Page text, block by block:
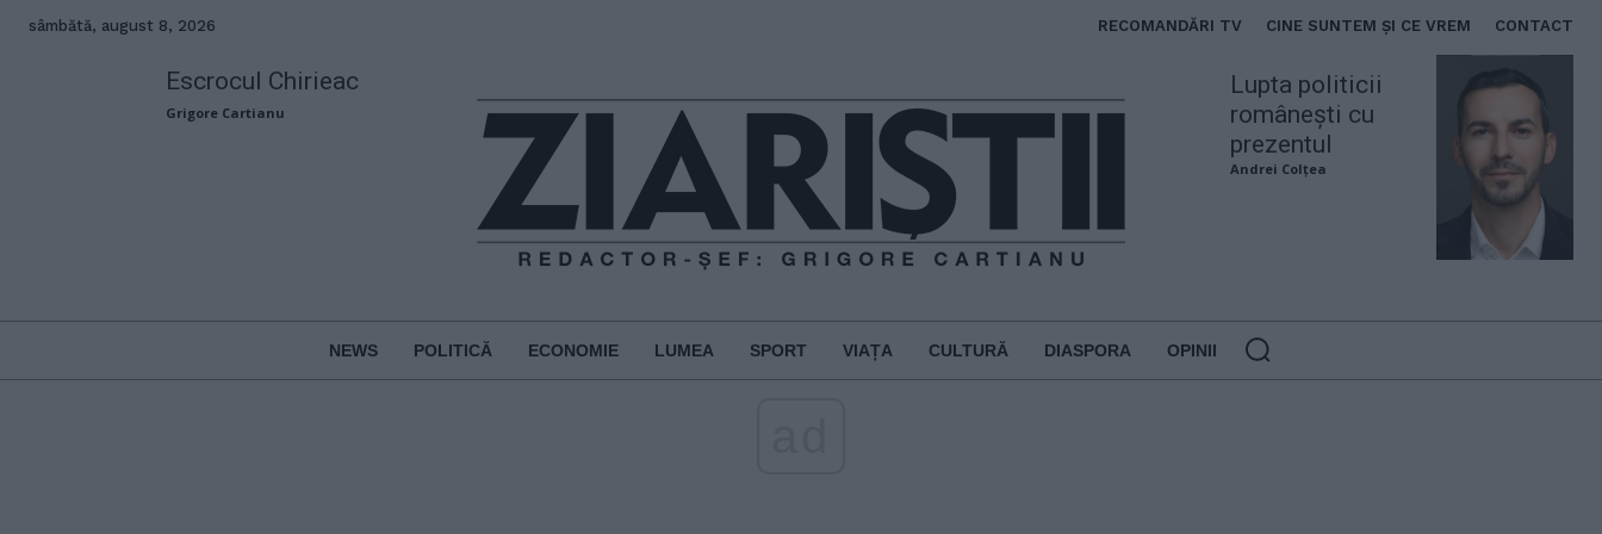
sâmbătă, august 8, 2026 RECOMANDĂRI TV CINE SUNTEM ȘI CE VREM CONTACT
Escrocul Chirieac
Grigore Cartianu
Lupta politicii
românești cu
prezentul
Andrei Colțea
NEWS POLITICĂ ECONOMIE LUMEA SPORT VIAȚA CULTURĂ DIASPORA OPINII